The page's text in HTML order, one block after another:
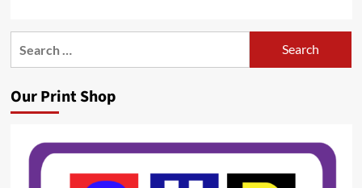
Our Print Shop